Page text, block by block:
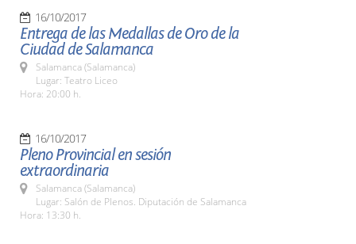
16/10/2017
Entrega de las Medallas de Oro de la
Ciudad de Salamanca
Salamanca (Salamanca)
Lugar: Teatro Liceo
Hora: 20:00 h.
16/10/2017
Pleno Provincial en sesión
extraordinaria
Salamanca (Salamanca)
Lugar: Salón de Plenos. Diputación de Salamanca
Hora: 13:30 h.